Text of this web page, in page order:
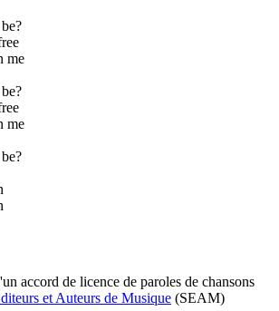
me
me
accord de licence de paroles de chansons
et Auteurs de Musique (SEAM)